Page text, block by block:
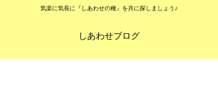
気楽に気長に『しあわせの種』を共に探しましょう♪
しあわせブログ